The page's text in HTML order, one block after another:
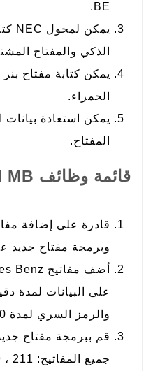
BE.
الذكي والمفتاح
يمكن كتابة مفتاح
الحمراء.
المفتاح.
قائمة وظائف CGDI MB:
قادرة على إضافة
وبرمجة مفتاح جديد
والرمز السري لمدة 40 ثانية ونجاح بنسبة 99٪.
قم ببرمجة مفتاح